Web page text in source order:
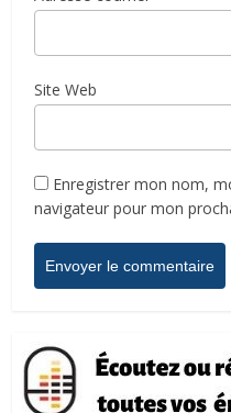
Site Web
Enregistrer mon nom,
navigateur pour mon